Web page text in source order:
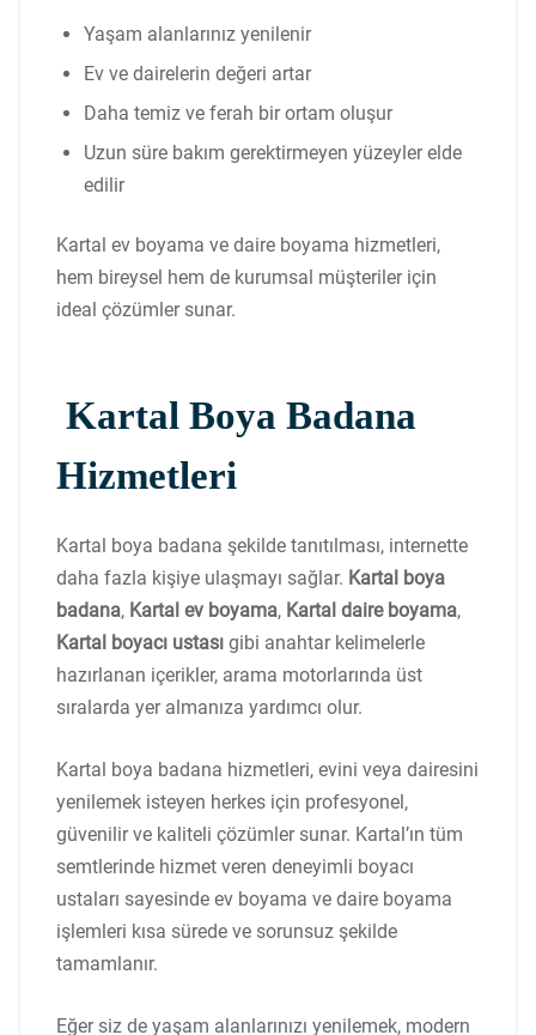
Yaşam alanlarınız yenilenir
Ev ve dairelerin değeri artar
Daha temiz ve ferah bir ortam oluşur
Uzun süre bakım gerektirmeyen yüzeyler elde
edilir
Kartal ev boyama ve daire boyama hizmetleri,
hem bireysel hem de kurumsal müşteriler için
ideal çözümler sunar.
Kartal Boya Badana
Hizmetleri
Kartal boya badana şekilde tanıtılması, internette
daha fazla kişiye ulaşmayı sağlar. Kartal boya
badana, Kartal ev boyama, Kartal daire boyama,
Kartal boyacı ustası gibi anahtar kelimelerle
hazırlanan içerikler, arama motorlarında üst
sıralarda yer almanıza yardımcı olur.
Kartal boya badana hizmetleri, evini veya dairesini
yenilemek isteyen herkes için profesyonel,
güvenilir ve kaliteli çözümler sunar. Kartal’ın tüm
semtlerinde hizmet veren deneyimli boyacı
ustaları sayesinde ev boyama ve daire boyama
işlemleri kısa sürede ve sorunsuz şekilde
tamamlanır.
Eğer siz de yaşam alanlarınızı yenilemek, modern